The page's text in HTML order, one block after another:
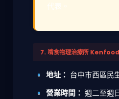
代表。
7. 啃食物理治療所
地址： 台中市西區民
營業時間： 週二至週